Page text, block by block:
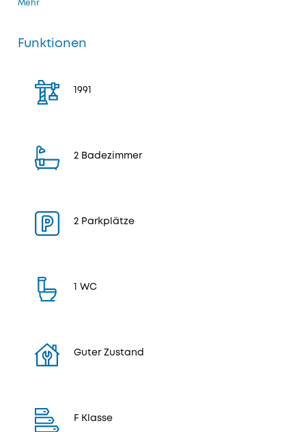
Mehr
Funktionen
1991
2 Badezimmer
2 Parkplätze
1 WC
Guter Zustand
F Klasse